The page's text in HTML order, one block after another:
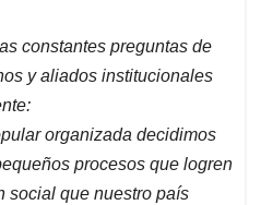
constantes preguntas de
y aliados institucionales
organizada decidimos
procesos que logren
social que nuestro país